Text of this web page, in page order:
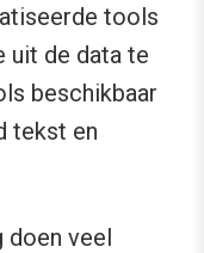
tools
uit de data te
beschikbaar
tekst en
veel